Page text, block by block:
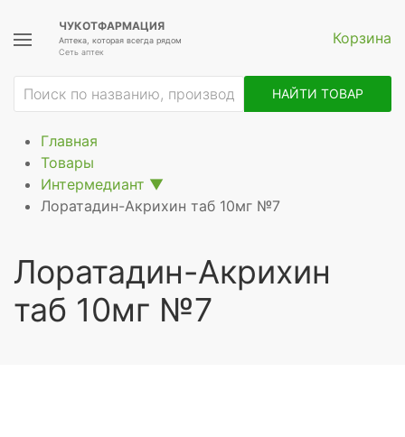
ЧУКОТФАРМАЦИЯ
Аптека, которая всегда рядом
Сеть аптек
Корзина
НАЙТИ ТОВАР
Главная
Товары
Интермедиант ▼
Лоратадин-Акрихин таб 10мг №7
Лоратадин-Акрихин
таб 10мг №7